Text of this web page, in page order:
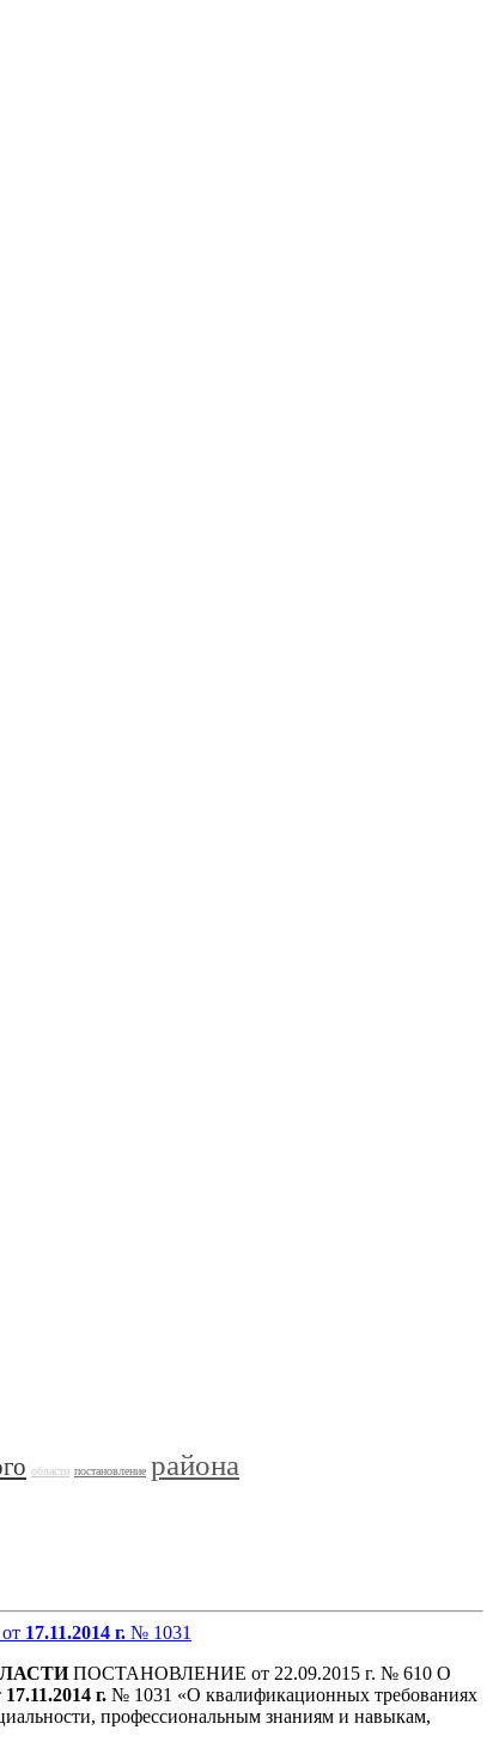
области постановление района
от 17.11.2014 г. № 1031
ПОСТАНОВЛЕНИЕ от 22.09.2015 г. № 610 О
17.11.2014 г. № 1031 «О квалификационных требованиях
профессиональным знаниям и навыкам,